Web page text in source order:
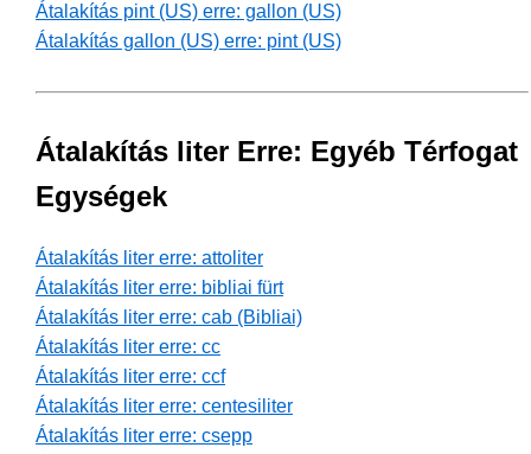
Átalakítás pint (US) erre: gallon (US)
Átalakítás gallon (US) erre: pint (US)
Átalakítás liter Erre: Egyéb Térfogat
Egységek
Átalakítás liter erre: attoliter
Átalakítás liter erre: bibliai fürt
Átalakítás liter erre: cab (Bibliai)
Átalakítás liter erre: cc
Átalakítás liter erre: ccf
Átalakítás liter erre: centesiliter
Átalakítás liter erre: csepp